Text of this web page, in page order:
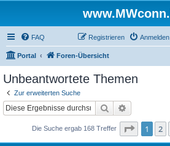
FAQ Anmelden
Registrieren
Portal Foren-Übersicht
Unbeantwortete Themen
Zur erweiterten Suche
Suche
Die Suche ergab 168 Treffer Seite 1
1 2